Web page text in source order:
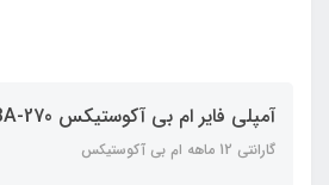
آمپلی فایر ام بی آکوستیکس MBA-270
گارانتی 12 ماهه ام بی آکوستیکس